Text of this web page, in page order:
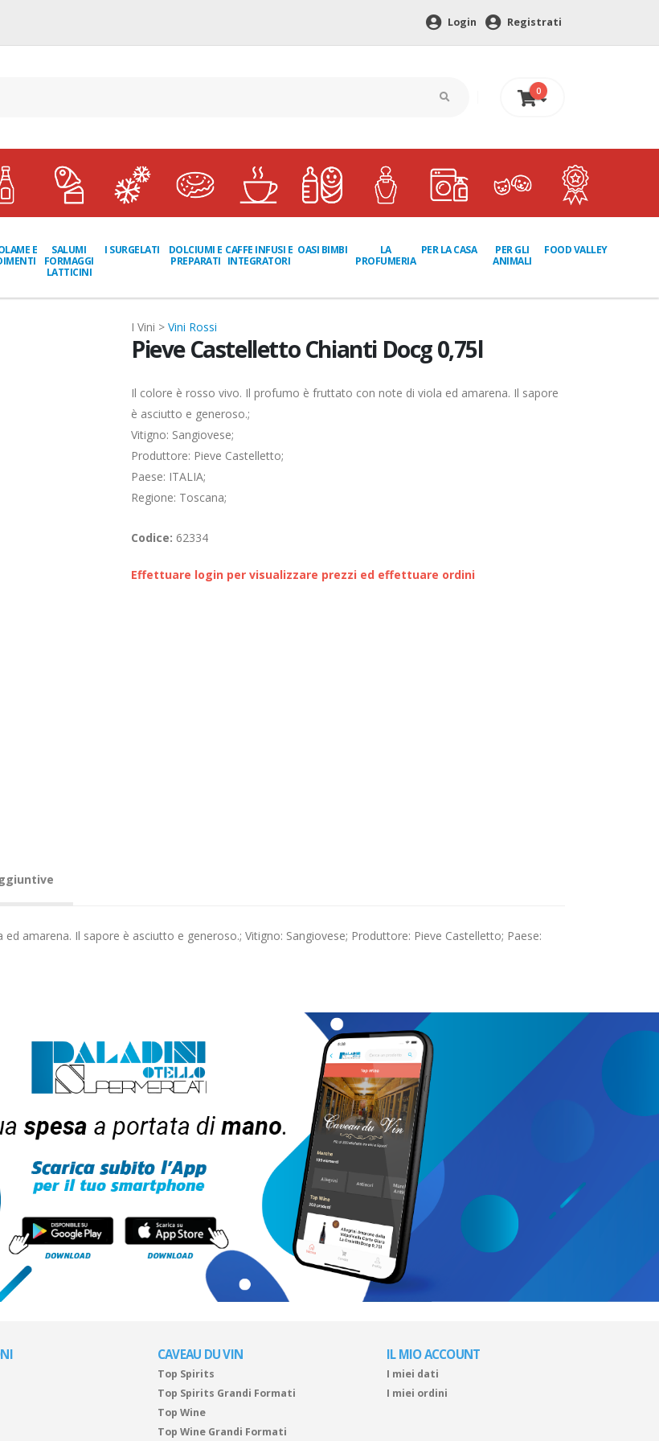
Login Registrati
0
0 €
E
SALUMI
FORMAGGI
LATTICINI
I SURGELATI
DOLCIUMI E
PREPARATI
CAFFE INFUSI E
INTEGRATORI
OASI BIMBI
LA
PROFUMERIA
PER LA CASA
PER GLI
ANIMALI
FOOD VALLEY
I Vini > Vini Rossi
Pieve Castelletto Chianti Docg 0,75l
Il colore è rosso vivo. Il profumo è fruttato con note di viola ed amarena. Il sapore
è asciutto e generoso.;
Vitigno: Sangiovese;
Produttore: Pieve Castelletto;
Paese: ITALIA;
Regione: Toscana;
Codice: 62334
Effettuare login per visualizzare prezzi ed effettuare ordini
amarena. Il sapore è asciutto e generoso.; Vitigno: Sangiovese; Produttore: Pieve Castelletto; Paese:
CAVEAU DU VIN
Top Spirits
Top Spirits Grandi Formati
Top Wine
Top Wine Grandi Formati
IL MIO ACCOUNT
I miei dati
I miei ordini